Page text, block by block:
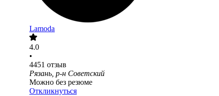
Lamoda
4.0
•
4451 отзыв
Рязань, р-н Советский
Можно без резюме
Откликнуться